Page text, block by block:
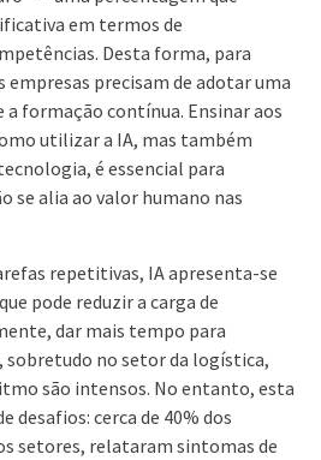
em termos de
Desta forma, para
empresas precisam de adotar uma
formação contínua. Ensinar aos
utilizar a IA, mas também
é essencial para
se alia ao valor humano nas
repetitivas, IA apresenta-se
pode reduzir a carga de
dar mais tempo para
sobretudo no setor da logística,
são intensos. No entanto, esta
desafios: cerca de 40% dos
setores, relataram sintomas de